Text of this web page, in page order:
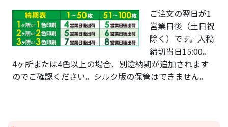
ご注文の翌日が1
営業日後（土日祝
除く）です。入稿
締切当日15:00。
4ヶ所または4色以上の場合、別途納期が追加されます
のでご確認ください。シルク版の保管はできません。